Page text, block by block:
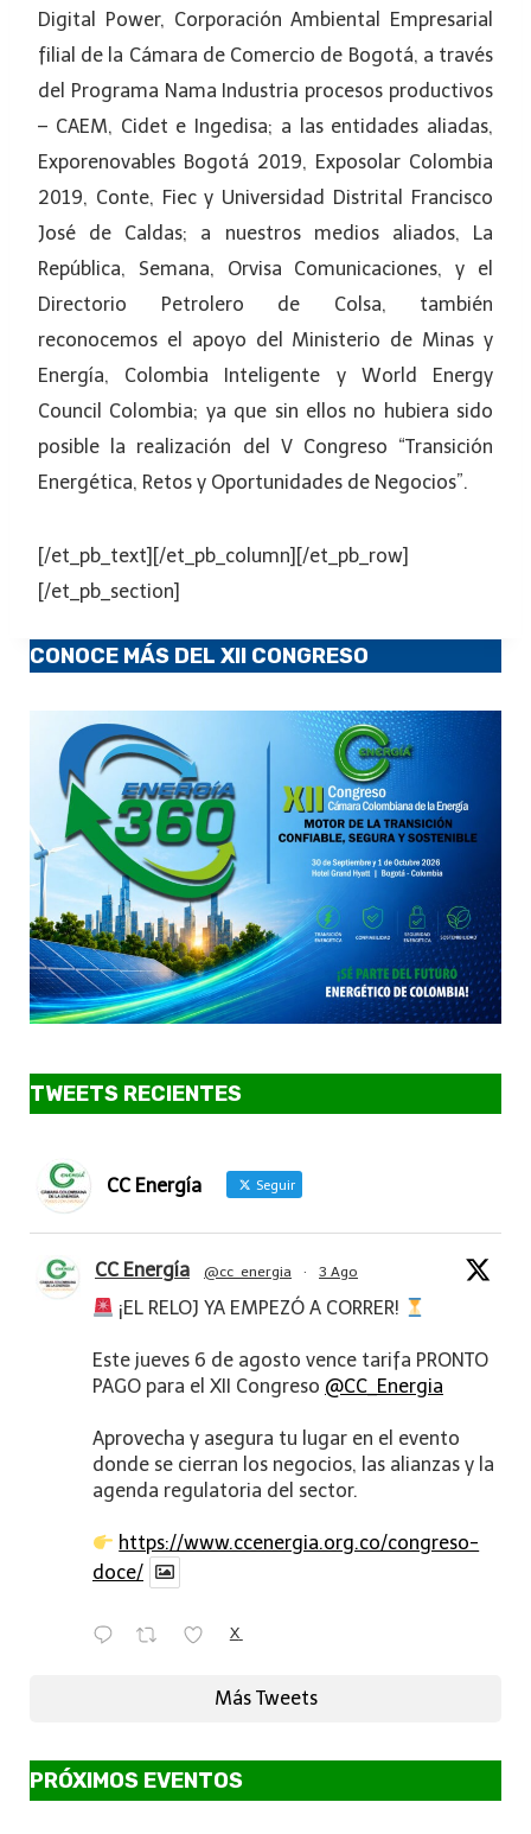
Digital Power, Corporación Ambiental Empresarial
filial de la Cámara de Comercio de Bogotá, a través
del Programa Nama Industria procesos productivos
– CAEM, Cidet e Ingedisa; a las entidades aliadas,
Exporenovables Bogotá 2019, Exposolar Colombia
2019, Conte, Fiec y Universidad Distrital Francisco
José de Caldas; a nuestros medios aliados, La
República, Semana, Orvisa Comunicaciones, y el
Directorio Petrolero de Colsa, también
reconocemos el apoyo del Ministerio de Minas y
Energía, Colombia Inteligente y World Energy
Council Colombia; ya que sin ellos no hubiera sido
posible la realización del V Congreso “Transición
Energética, Retos y Oportunidades de Negocios”.
[/et_pb_text][/et_pb_column][/et_pb_row]
[/et_pb_section]
CONOCE MÁS DEL XII CONGRESO
TWEETS RECIENTES
CC Energía Seguir
CC Energía @cc_energia · 3 Ago
¡EL RELOJ YA EMPEZÓ A CORRER!
Este jueves 6 de agosto vence tarifa PRONTO
PAGO para el XII Congreso @CC_Energia
Aprovecha y asegura tu lugar en el evento
donde se cierran los negocios, las alianzas y la
agenda regulatoria del sector.
https://www.ccenergia.org.co/congreso-
doce/
X
Más Tweets
PRÓXIMOS EVENTOS